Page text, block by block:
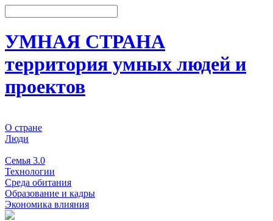
УМНАЯ СТРАНА
территория умных людей и
проектов
О стране
Люди
Семья 3.0
Технологии
Среда обитания
Образование и кадры
Экономика влияния